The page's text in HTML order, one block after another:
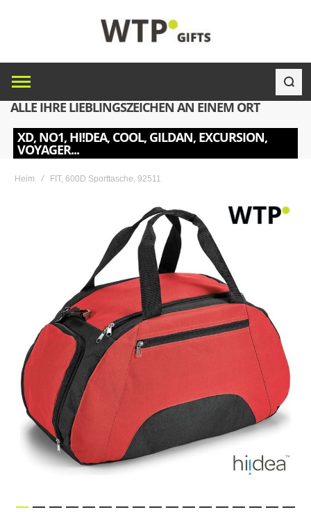
ALLE IHRE LIEBLINGSZEICHEN AN EINEM ORT
XD, NO1, HI!DEA, COOL, GILDAN, EXCURSION,
VOYAGER...
Heim FIT, 600D Sporttasche, 92511